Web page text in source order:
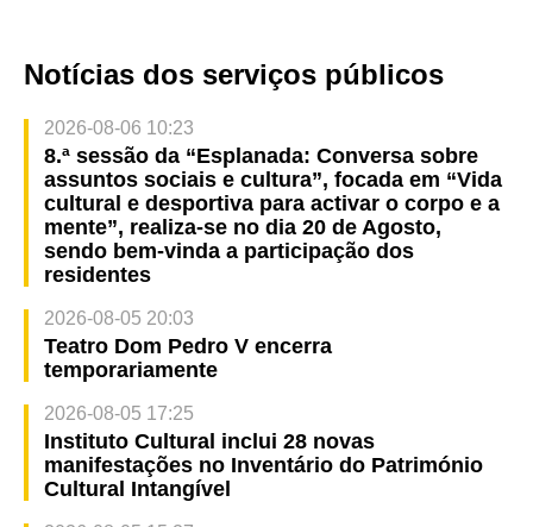
Notícias dos serviços públicos
2026-08-06 10:23
8.ª sessão da “Esplanada: Conversa sobre
assuntos sociais e cultura”, focada em “Vida
cultural e desportiva para activar o corpo e a
mente”, realiza-se no dia 20 de Agosto,
sendo bem-vinda a participação dos
residentes
2026-08-05 20:03
Teatro Dom Pedro V encerra
temporariamente
2026-08-05 17:25
Instituto Cultural inclui 28 novas
manifestações no Inventário do Património
Cultural Intangível